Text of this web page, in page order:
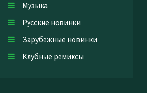
Музыка
Русские новинки
Зарубежные новинки
Клубные ремиксы